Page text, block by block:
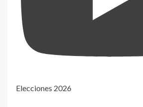
Elecciones 2026